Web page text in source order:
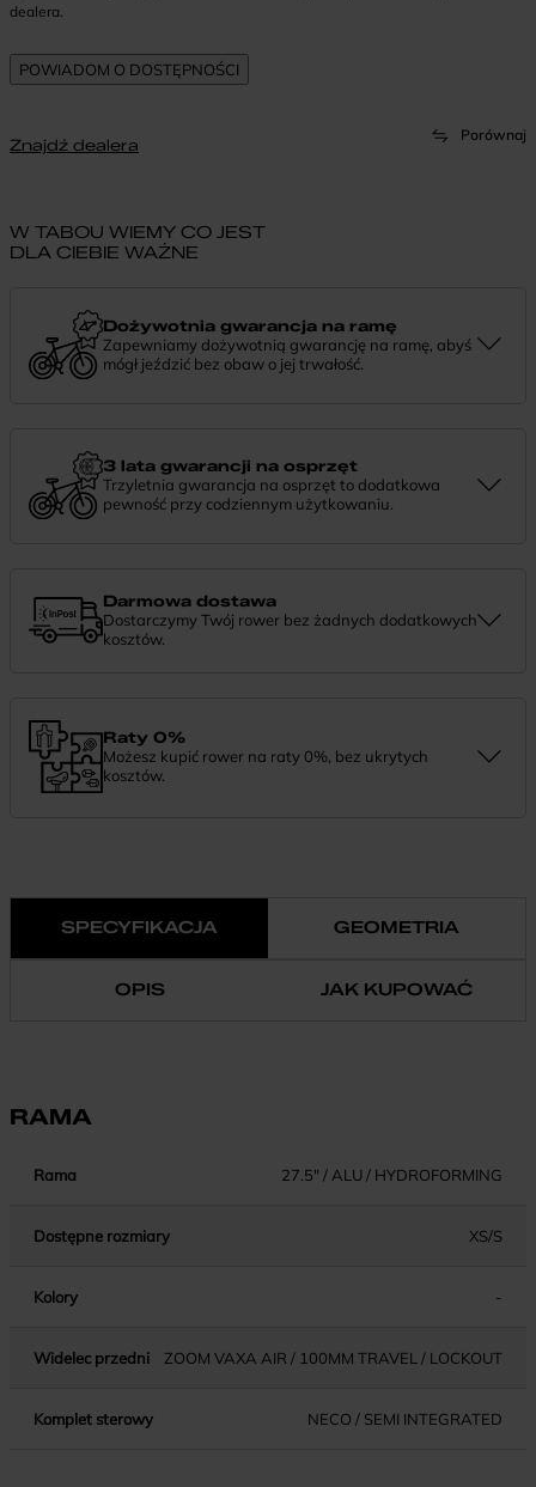
dealera.
Porównaj
Znajdź dealera
W TABOU WIEMY CO JEST
DLA CIEBIE WAŻNE
Dożywotnia gwarancja na ramę
Zapewniamy dożywotnią gwarancję na ramę, abyś
mógł jeździć bez obaw o jej trwałość.
chętnie pomożemy.3 lata gwarancji na osprzęt
Trzyletnia gwarancja na osprzęt to dodatkowa
pewność przy codziennym użytkowaniu.
Darmowa dostawa
Dostarczymy Twój rower bez żadnych dodatkowych
kosztów.
Raty 0%
Możesz kupić rower na raty 0%, bez ukrytych
kosztów.
SPECYFIKACJA GEOMETRIA
OPIS JAK KUPOWAĆ
RAMA
Rama 27.5" / ALU / HYDROFORMING
Dostępne rozmiary XS/S
Kolory -
Widelec przedni ZOOM VAXA AIR / 100MM TRAVEL / LOCKOUT
Komplet sterowy NECO / SEMI INTEGRATED